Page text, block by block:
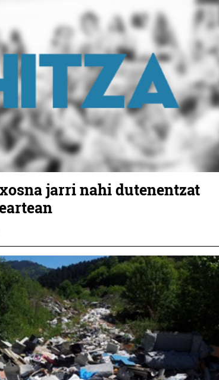
jarri nahi dutenentzat